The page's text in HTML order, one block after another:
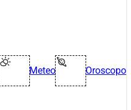
Meteo Oroscopo